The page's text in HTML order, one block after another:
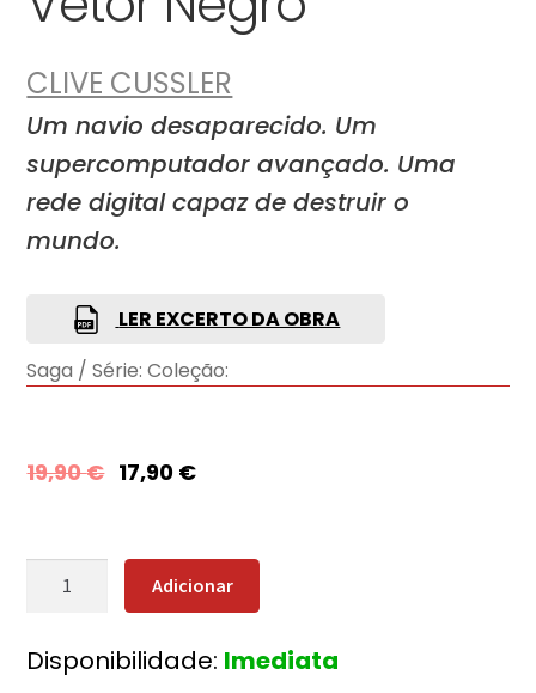
CLIVE CUSSLER
Um navio desaparecido. Um
supercomputador avançado. Uma
rede digital capaz de destruir o
mundo.
LER EXCERTO DA OBRA
Saga / Série: Coleção:
19,90€ 17,90 €
Quantidade
Negro
Adicionar
Disponibilidade: Imediata